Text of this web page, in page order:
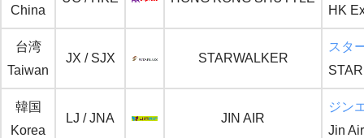
China
HK
台湾
Taiwan
JX / SJX STARWALKER
スタ
韓国
Korea
LJ / JNA JIN AIR
ジン
Jin Air